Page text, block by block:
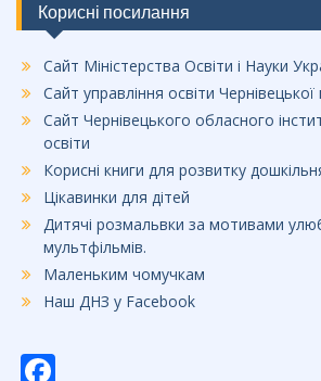
Корисні посилання
Сайт Міністерства Освіти і Науки
Сайт управління освіти Чернівецької
Сайт Чернівецького обласного
освіти
Корисні книги для розвитку
Цікавинки для дітей
Дитячі розмальвки за мотивами
мультфільмів.
Маленьким чомучкам
Наш ДНЗ у Facebook